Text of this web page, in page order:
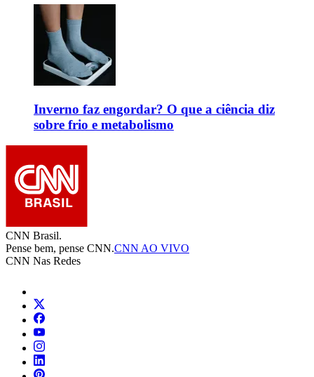
Inverno faz engordar? O que a ciência diz
sobre frio e metabolismo
CNN Brasil.
Pense bem, pense CNN.CNN AO VIVO
CNN Nas Redes